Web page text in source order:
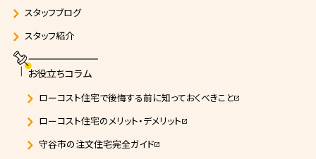
スタッフブログ
スタッフ紹介
お役立ちコラム
ローコスト住宅で後悔する前に知っておくべきことopen_in_new
ローコスト住宅のメリット・デメリットopen_in_new
守谷市の注文住宅完全ガイドopen_in_new